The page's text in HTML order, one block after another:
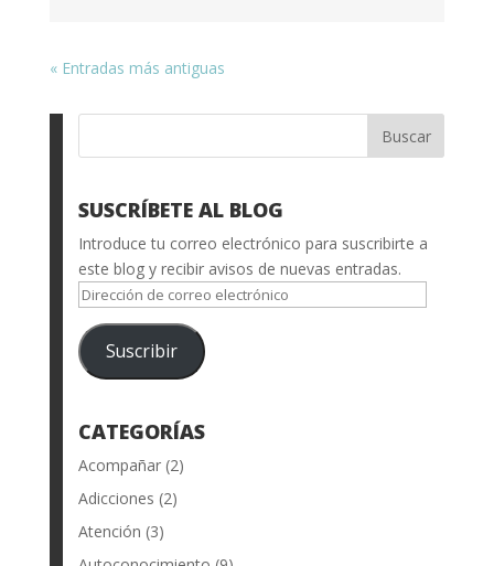
« Entradas más antiguas
SUSCRÍBETE AL BLOG
Introduce tu correo electrónico para suscribirte a
este blog y recibir avisos de nuevas entradas.
Dirección
correo
electrónico
Suscribir
CATEGORÍAS
Acompañar(2)
Adicciones (2)
Atención (3)